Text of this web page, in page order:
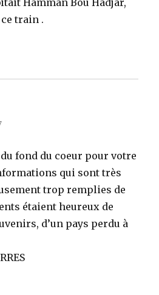
train .
fond du coeur pour votre
qui sont très
trop remplies de
étaient heureux de
d’un pays perdu à